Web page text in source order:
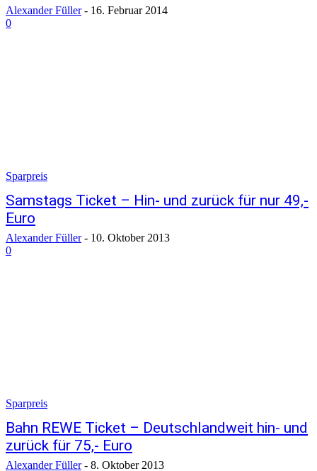
Alexander Füller - 16. Februar 2014
0
Sparpreis
Samstags Ticket – Hin- und zurück für nur 49,-
Euro
Alexander Füller - 10. Oktober 2013
0
Sparpreis
Bahn REWE Ticket – Deutschlandweit hin- und
zurück für 75,- Euro
Alexander Füller - 8. Oktober 2013